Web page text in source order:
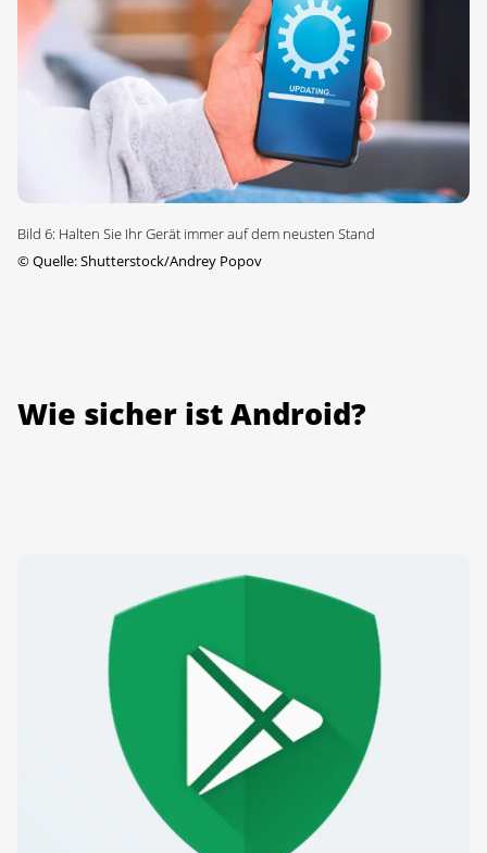
Bild 6: Halten Sie Ihr Gerät immer auf dem neusten Stand
©Quelle: Shutterstock/Andrey Popov
Wie sicher ist Android?